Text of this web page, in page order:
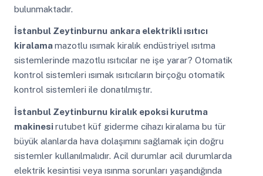
bulunmaktadır.
İstanbul Zeytinburnu ankara elektrikli ısıtıcı
kiralamamazotlu ısımak kiralık endüstriyel ısıtma
sistemlerinde mazotlu ısıtıcılar ne işe yarar? Otomatik
kontrol sistemleri ısımak ısıtıcıların birçoğu otomatik
kontrol sistemleri ile donatılmıştır.
İstanbul Zeytinburnu kiralık epoksi kurutma
makinesirutubet küf giderme cihazı kiralama bu tür
büyük alanlarda hava dolaşımını sağlamak için doğru
sistemler kullanılmalıdır. Acil durumlar acil durumlarda
elektrik kesintisi veya ısınma sorunları yaşandığında